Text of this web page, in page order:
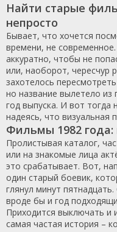
Найти старые
непросто
Бывает, что хочется
времени, не
аккуратно, чтобы не
или, наоборот, чересчур
захотелось
но название вылетело
год выпуска. И вот тогда
надеясь, что визуальная
Фильмы 1982
Пролистывая каталог,
или на знакомые лица
это срабатывает. Вот,
один старый боевик,
глянул минут
вроде бы и год
Приходится выключать и
самая частая история –